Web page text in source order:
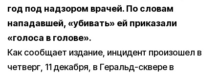
год под надзором врачей. По словам
нападавшей, «убивать» ей приказали
«голоса в голове».
Как сообщает издание, инцидент произошел в
четверг, 11 декабря, в Геральд-сквере в